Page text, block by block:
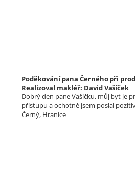
Poděkování pana Černého při
Realizoval makléř: David Vašíček
Dobrý den pane Vašíčku, můj byt je
přístupu a ochotně jsem poslal
Černý, Hranice